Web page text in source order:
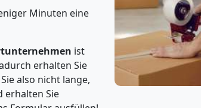
Minuten eine
ist
erhalten Sie
also nicht lange,
erhalten Sie